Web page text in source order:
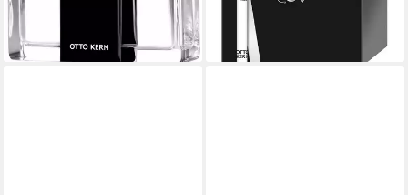
lieferbar - in 5-6 Werktagen bei dir